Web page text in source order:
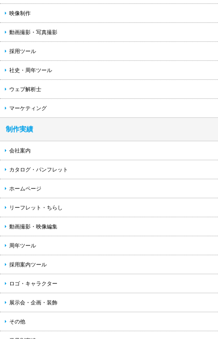
映像制作
動画撮影・写真撮影
採用ツール
社史・周年ツール
ウェブ解析士
マーケティング
制作実績
会社案内
カタログ・パンフレット
ホームページ
リーフレット・ちらし
動画撮影・映像編集
周年ツール
採用案内ツール
ロゴ・キャラクター
展示会・企画・装飾
その他